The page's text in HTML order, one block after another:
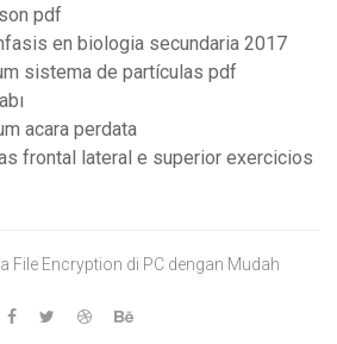
pdf
en biologia secundaria 2017
sistema de partículas pdf
acara perdata
frontal lateral e superior exercicios
File Encryption di PC dengan Mudah